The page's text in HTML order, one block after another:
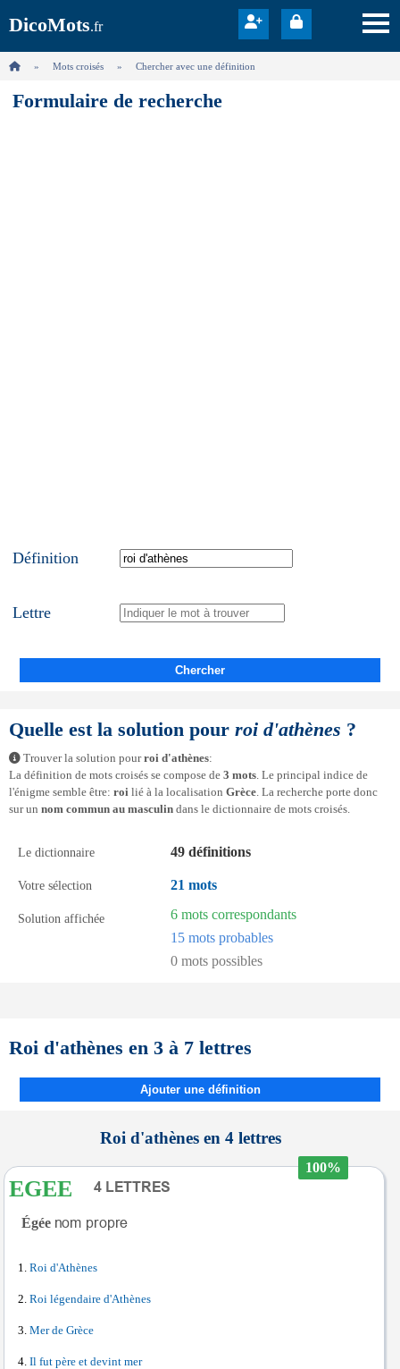
DicoMots.fr
Mots croisés Chercher avec une définition
Formulaire de recherche
Définition
Lettre
Chercher
Quelle est la solution pour roi d'athènes ?
Trouver la solution pourroi d'athènes:
La définition de mots croisés se compose de 3 mots. Le principal indice de
l'énigme semble être: roi lié à la localisation Grèce. La recherche porte donc
sur un nom commun au masculin dans le dictionnaire de mots croisés.
Le dictionnaire 49 définitions
Votre sélection 21 mots
Solution affichée
6 mots correspondants
15 mots probables
0 mots possibles
Roi d'athènes en 3 à 7 lettres
Ajouter une définition
Roi d'athènes en 4 lettres
100%
EGEE
Égée
Roi d'Athènes
Roi légendaire d'Athènes
Mer de Grèce
Il fut père et devint mer